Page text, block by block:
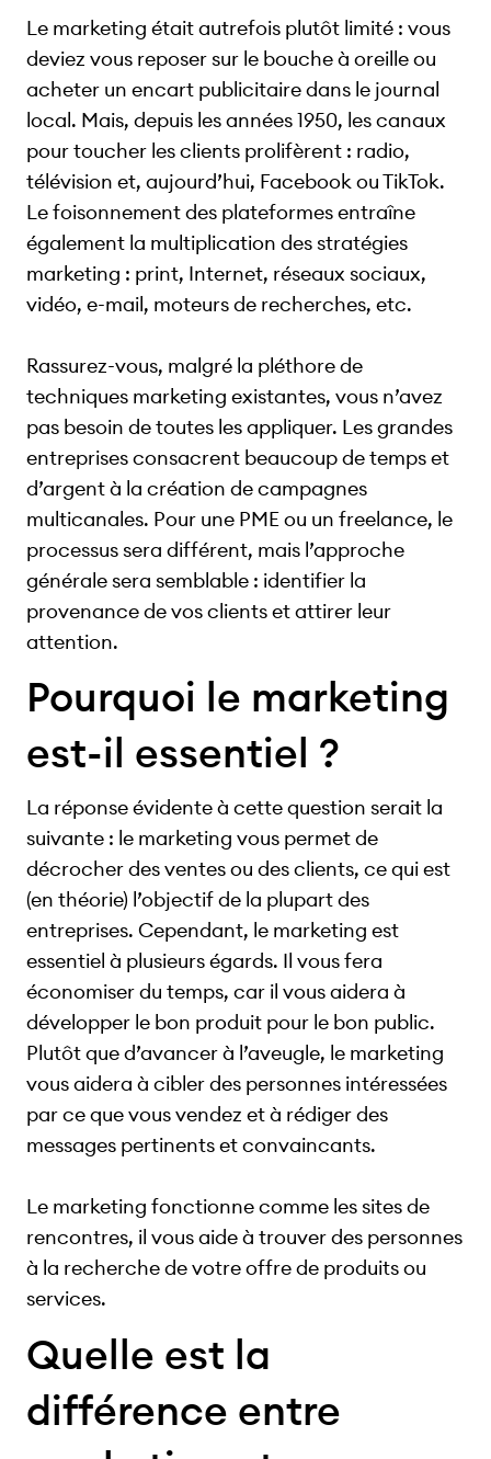
Le marketing était autrefois plutôt limité : vous
deviez vous reposer sur le bouche à oreille ou
acheter un encart publicitaire dans le journal
local. Mais, depuis les années 1950, les canaux
pour toucher les clients prolifèrent : radio,
télévision et, aujourd’hui, Facebook ou TikTok.
Le foisonnement des plateformes entraîne
également la multiplication des stratégies
marketing : print, Internet, réseaux sociaux,
vidéo, e-mail, moteurs de recherches, etc.
Rassurez-vous, malgré la pléthore de
techniques marketing existantes, vous n’avez
pas besoin de toutes les appliquer. Les grandes
entreprises consacrent beaucoup de temps et
d’argent à la création de campagnes
multicanales. Pour une PME ou un freelance, le
processus sera différent, mais l’approche
générale sera semblable : identifier la
provenance de vos clients et attirer leur
attention.
Pourquoi le marketing
est-il essentiel ?
La réponse évidente à cette question serait la
suivante : le marketing vous permet de
décrocher des ventes ou des clients, ce qui est
(en théorie) l’objectif de la plupart des
entreprises. Cependant, le marketing est
essentiel à plusieurs égards. Il vous fera
économiser du temps, car il vous aidera à
développer le bon produit pour le bon public.
Plutôt que d’avancer à l’aveugle, le marketing
vous aidera à cibler des personnes intéressées
par ce que vous vendez et à rédiger des
messages pertinents et convaincants.
Le marketing fonctionne comme les sites de
rencontres, il vous aide à trouver des personnes
à la recherche de votre offre de produits ou
services.
Quelle est la
différence entre